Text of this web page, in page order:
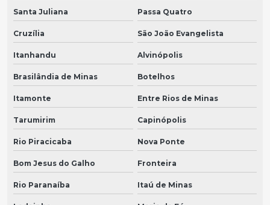
Santa Juliana Passa Quatro
Cruzília São João Evangelista
Itanhandu Alvinópolis
Brasilândia de Minas Botelhos
Itamonte Entre Rios de Minas
Tarumirim Capinópolis
Rio Piracicaba Nova Ponte
Bom Jesus do Galho Fronteira
Rio Paranaíba Itaú de Minas